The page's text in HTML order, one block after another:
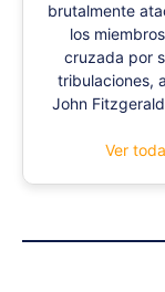
brutalmente
los
cruzada por
tribulaciones,
John
Ver